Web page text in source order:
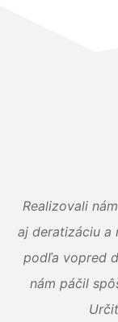
Realizovali
aj deratizáciu a
podľa vopred
nám páčil